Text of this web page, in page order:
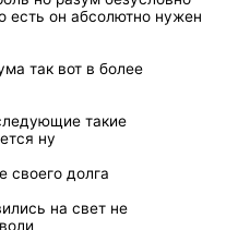
есть он абсолютно нужен
так вот в более
такие
ну
своего долга
на свет не